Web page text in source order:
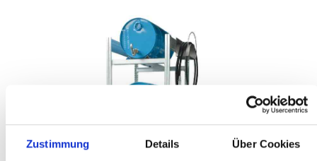
Zustimmung Details Über Cookies